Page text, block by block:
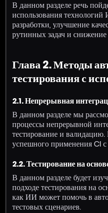
В данном разделе речь
использования
разработки, улучшение
рутинных задач и
Глава 2. Методы
тестирования с
2.1. Непрерывная
В данном разделе мы
процессы непрерывной
тестирование и
успешного применения CI
2.2. Тестирование на
В данном разделе будет
подходе тестирования на
как ИИ может помочь в
тестовых сценариев.